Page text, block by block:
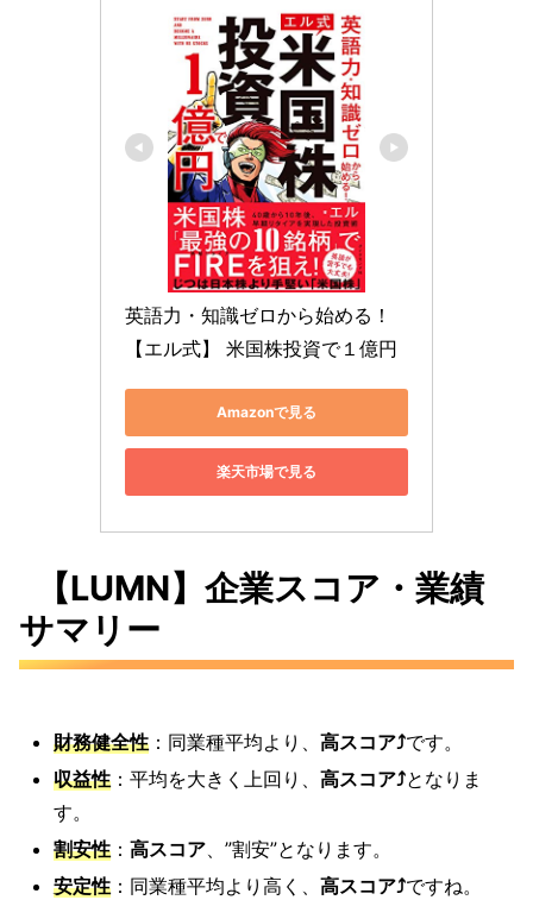
英語力・知識ゼロから始める！
【エル式】 米国株投資で１億円
Amazonで見る
楽天市場で見る
【LUMN】企業スコア・業績
サマリー
財務健全性 ：同業種平均より、高スコア⤴です。
収益性 ：平均を大きく上回り、高スコア⤴となりま
す。
割安性 ：高スコア、”割安”となります。
安定性 ：同業種平均より高く、高スコア⤴ですね。